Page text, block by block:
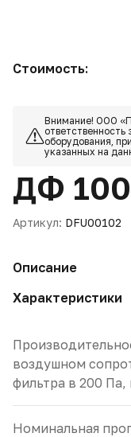
Стоимость:
Внимание! ООО
ответственность
оборудования,
указанных на
ДФ
Артикул: DFU00102
Описание
Характеристики
воздушном
фильтра в 200 Па,
Номинальная